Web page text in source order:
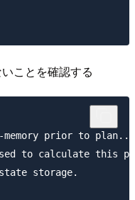
ことを確認する
prior to plan...
to calculate this
storage.